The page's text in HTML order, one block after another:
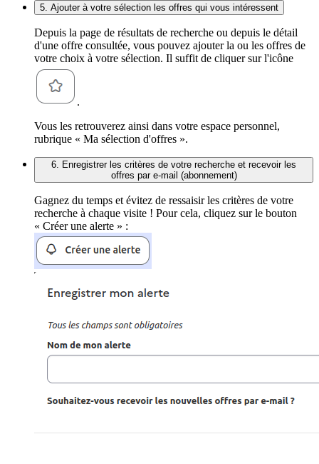
5. Ajouter à votre sélection les offres qui vous intéressent
Depuis la page de résultats de recherche ou depuis le détail
d'une offre consultée, vous pouvez ajouter la ou les offres de
votre choix à votre sélection. Il suffit de cliquer sur l'icône
.
Vous les retrouverez ainsi dans votre espace personnel,
rubrique « Ma sélection d'offres ».
6. Enregistrer les critères de votre recherche et recevoir les
offres par e-mail (abonnement)
Gagnez du temps et évitez de ressaisir les critères de votre
recherche à chaque visite ! Pour cela, cliquez sur le bouton
« Créer une alerte » :